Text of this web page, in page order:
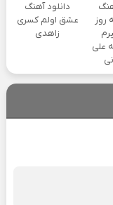
روز
علی
دانلود آهنگ
عشق اولم کسری
زاهدی